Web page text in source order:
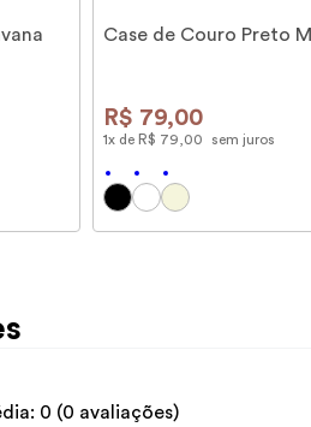
Case de Couro Preto M
R$ 79,00
1x de R$ 79 00 sem juros
0 (0 avaliações)